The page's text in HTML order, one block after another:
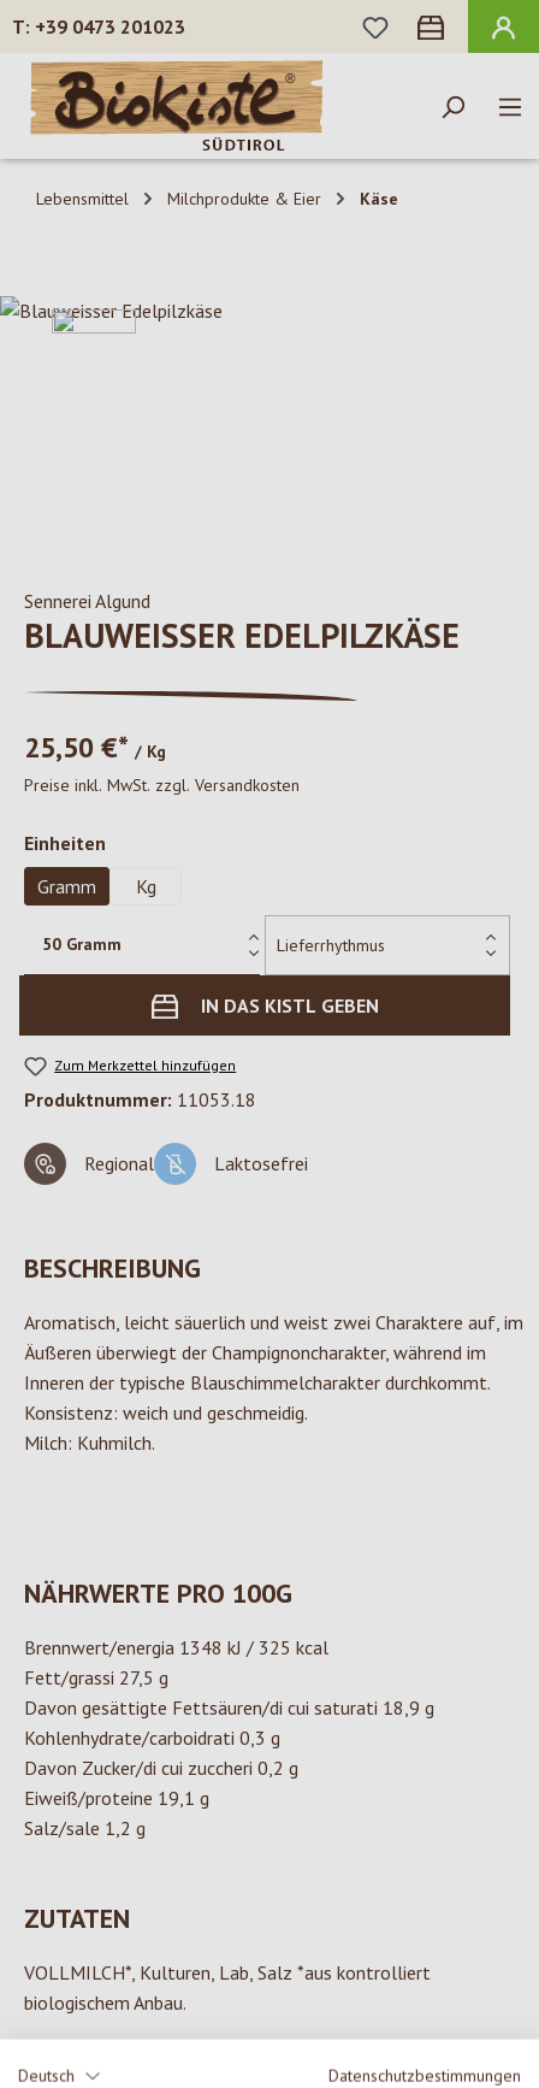
Deutsch Datenschutzbestimmungen
Zum Hauptinhalt springen
+39 0473 201023
DU HAST 0
Lebensmittel Milchprodukte & Eier Käse
Bildergalerie überspringen
Sennerei Algund
BLAUWEISSER EDELPILZKÄSE
25,50 €* / Kg
Preise inkl. MwSt. zzgl. Versandkosten
Einheiten
Gramm
Kg
IN DAS KISTL GEBEN
Zum Merkzettel hinzufügen
Produktnummer: 11053.18
Regional Laktosefrei
BESCHREIBUNG
Aromatisch, leicht säuerlich und weist zwei Charaktere auf, im
Äußeren überwiegt der Champignoncharakter, während im
Inneren der typische Blauschimmelcharakter durchkommt.
Konsistenz: weich und geschmeidig.
Milch: Kuhmilch.
NÄHRWERTE PRO 100G
Brennwert/energia 1348 kJ / 325 kcal
Fett/grassi 27,5 g
Davon gesättigte Fettsäuren/di cui saturati 18,9 g
Kohlenhydrate/carboidrati 0,3 g
Davon Zucker/di cui zuccheri 0,2 g
Eiweiß/proteine 19,1 g
Salz/sale 1,2 g
ZUTATEN
VOLLMILCH*, Kulturen, Lab, Salz *aus kontrolliert
biologischem Anbau.